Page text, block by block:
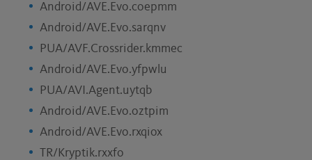
Android/AVE.Evo.coepmm
Android/AVE.Evo.sarqnv
PUA/AVF.Crossrider.kmmec
Android/AVE.Evo.yfpwlu
PUA/AVI.Agent.uytqb
Android/AVE.Evo.oztpim
Android/AVE.Evo.rxqiox
TR/Kryptik.rxxfo